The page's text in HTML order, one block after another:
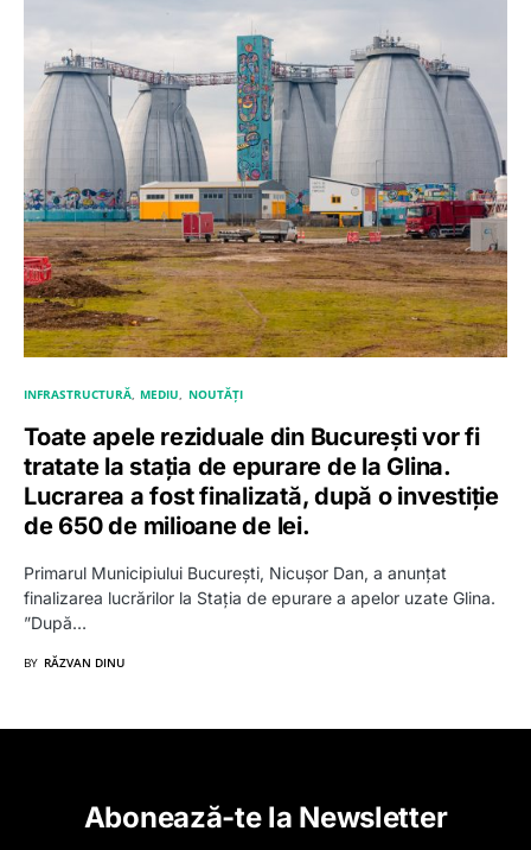
INFRASTRUCTURĂ MEDIU NOUTĂȚI
Toate apele reziduale din București vor fi
tratate la stația de epurare de la Glina.
Lucrarea a fost finalizată, după o investiție
de 650 de milioane de lei.
Primarul Municipiului București, Nicușor Dan, a anunțat
finalizarea lucrărilor la Stația de epurare a apelor uzate Glina.
”După…
BY RĂZVAN DINU
Abonează-te la Newsletter